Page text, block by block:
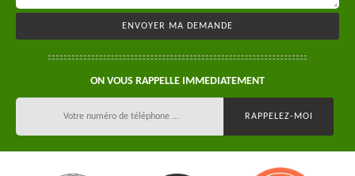
ON VOUS RAPPELLE IMMEDIATEMENT